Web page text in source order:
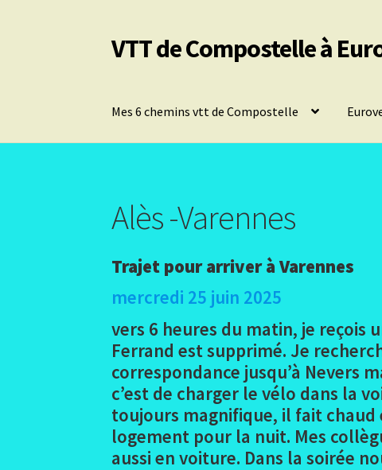
Aller
à
Aller
au
VTT de Compostelle à
Mes 6 chemins vtt de Compostelle
Alès -Varennes
Trajet pour arriver à Varennes
mercredi 25 juin 2025
vers 6 heures du matin, je reçois
Ferrand est supprimé. Je
correspondance jusqu’à Nevers
c’est de charger le vélo dans la
toujours magnifique, il fait chaud
logement pour la nuit. Mes
aussi en voiture. Dans la soirée